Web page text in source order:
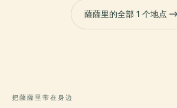
薩薩里的全部 1 个地点
把薩薩里带在身边